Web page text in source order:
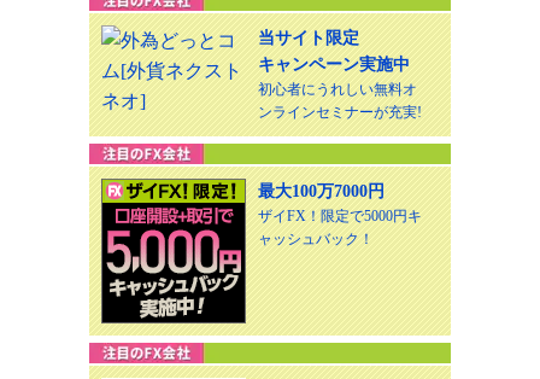
当サイト限定
キャンペーン実施中
初心者にうれしい無料オ
ンラインセミナーが充実!
最大100万7000円
ザイFX！限定で5000円キ
ャッシュバック！